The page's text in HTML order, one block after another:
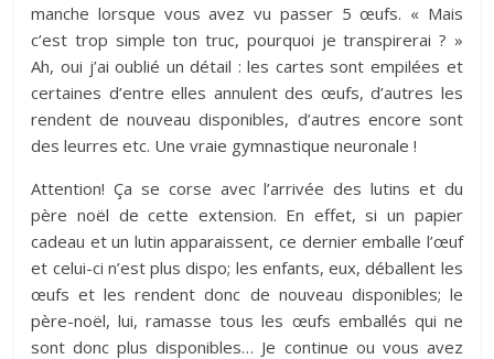
manche lorsque vous avez vu passer 5 œufs. « Mais
c’est trop simple ton truc, pourquoi je transpirerai ? »
Ah, oui j’ai oublié un détail : les cartes sont empilées et
certaines d’entre elles annulent des œufs, d’autres les
rendent de nouveau disponibles, d’autres encore sont
des leurres etc. Une vraie gymnastique neuronale !
Attention! Ça se corse avec l’arrivée des lutins et du
père noël de cette extension. En effet, si un papier
cadeau et un lutin apparaissent, ce dernier emballe l’œuf
et celui-ci n’est plus dispo; les enfants, eux, déballent les
œufs et les rendent donc de nouveau disponibles; le
père-noël, lui, ramasse tous les œufs emballés qui ne
sont donc plus disponibles… Je continue ou vous avez